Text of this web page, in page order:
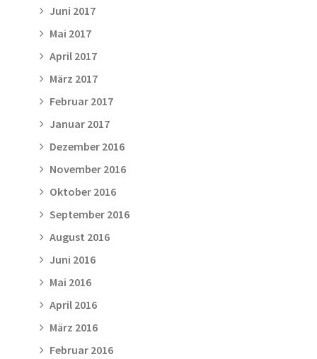
Juni 2017
Mai 2017
April 2017
März 2017
Februar 2017
Januar 2017
Dezember 2016
November 2016
Oktober 2016
September 2016
August 2016
Juni 2016
Mai 2016
April 2016
März 2016
Februar 2016